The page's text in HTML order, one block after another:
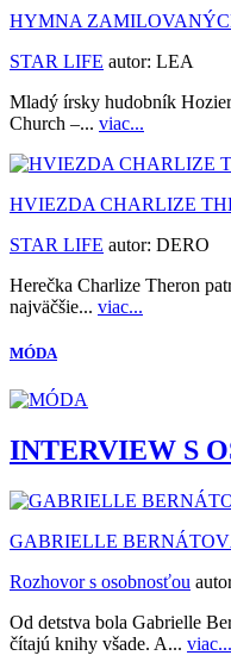
HYMNA
STAR LIFE autor: LEA
Mladý írsky hudobník
Church –... viac...
HVIEZDA CHARLIZE
STAR LIFE autor: DERO
Herečka Charlize Theron
najväčšie... viac...
MÓDA
INTERVIEW S
GABRIELLE
Rozhovor s osobnosťou
Od detstva bola Gabrielle
čítajú knihy všade. A... viac...